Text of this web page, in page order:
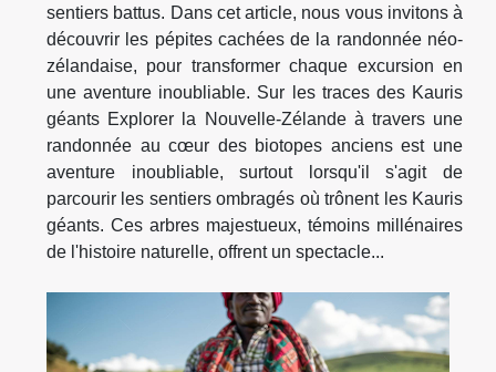
sentiers battus. Dans cet article, nous vous invitons à
découvrir les pépites cachées de la randonnée néo-
zélandaise, pour transformer chaque excursion en
une aventure inoubliable. Sur les traces des Kauris
géants Explorer la Nouvelle-Zélande à travers une
randonnée au cœur des biotopes anciens est une
aventure inoubliable, surtout lorsqu'il s'agit de
parcourir les sentiers ombragés où trônent les Kauris
géants. Ces arbres majestueux, témoins millénaires
de l'histoire naturelle, offrent un spectacle...